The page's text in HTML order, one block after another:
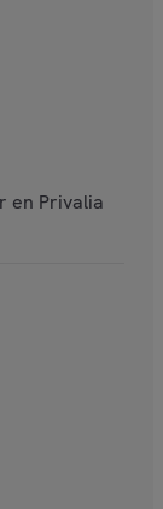
en Privalia